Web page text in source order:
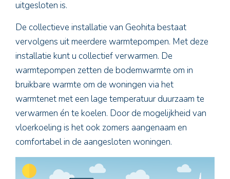
uitgesloten is.
De collectieve installatie van Geohita bestaat
vervolgens uit meerdere warmtepompen. Met deze
installatie kunt u collectief verwarmen. De
warmtepompen zetten de bodemwarmte om in
bruikbare warmte om de woningen via het
warmtenet met een lage temperatuur duurzaam te
verwarmen én te koelen. Door de mogelijkheid van
vloerkoeling is het ook zomers aangenaam en
comfortabel in de aangesloten woningen.